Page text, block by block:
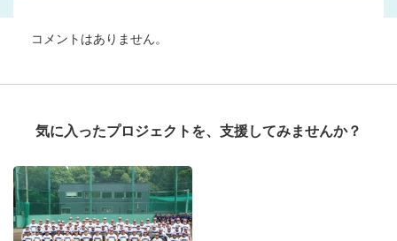
コメントはありません。
気に入ったプロジェクトを、支援してみませんか？